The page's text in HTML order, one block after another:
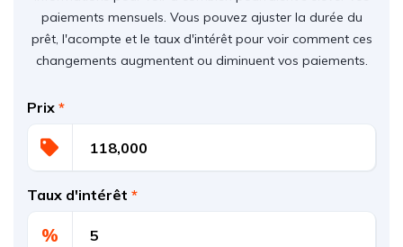
paiements mensuels. Vous pouvez ajuster la durée du
prêt, l'acompte et le taux d'intérêt pour voir comment ces
changements augmentent ou diminuent vos paiements.
Prix *
Taux d'intérêt *
%